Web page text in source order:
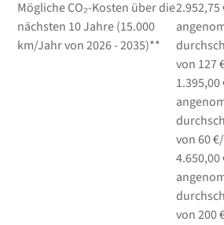
Mögliche CO₂-Kosten über die
nächsten 10 Jahre (15.000
km/Jahr von 2026 - 2035)**
von 127
von 60
von 200